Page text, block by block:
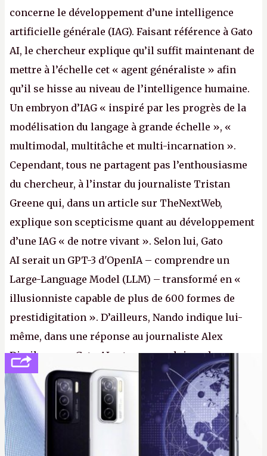
concerne le développement d’une intelligence
artificielle générale (IAG). Faisant référence à Gato
AI, le chercheur explique qu’il suffit maintenant de
mettre à l’échelle cet « agent généraliste » afin
qu’il se hisse au niveau de l’intelligence humaine.
Un embryon d’IAG « inspiré par les progrès de la
modélisation du langage à grande échelle », «
multimodal, multitâche et multi-incarnation ».
Cependant, tous ne partagent pas l’enthousiasme
du chercheur, à l’instar du journaliste Tristan
Greene qui, dans un article sur TheNextWeb,
explique son scepticisme quant au développement
d’une IAG « de notre vivant ». Selon lui, Gato
AI serait un GPT-3 d'OpenIA – comprendre un
Large-Language Model (LLM) – transformé en «
illusionniste capable de plus de 600 formes de
prestidigitation ». D’ailleurs, Nando indique lui-
même, dans une réponse au journaliste Alex
Dimikas, que Gato AI est « encore loin » de
prétendre réussir le célèbre test de Turing. (Crédit
photo : Pexels - Arthur Brognoli)